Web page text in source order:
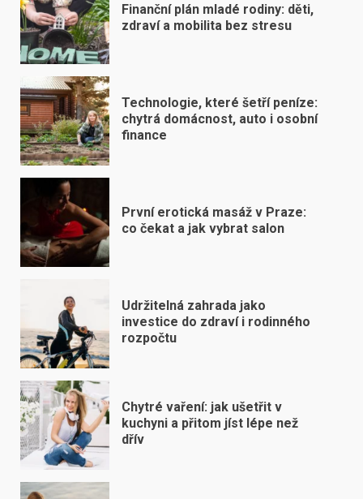
Finanční plán mladé rodiny: děti,
zdraví a mobilita bez stresu
Technologie, které šetří peníze:
chytrá domácnost, auto i osobní
finance
První erotická masáž v Praze:
co čekat a jak vybrat salon
Udržitelná zahrada jako
investice do zdraví i rodinného
rozpočtu
Chytré vaření: jak ušetřit v
kuchyni a přitom jíst lépe než
dřív